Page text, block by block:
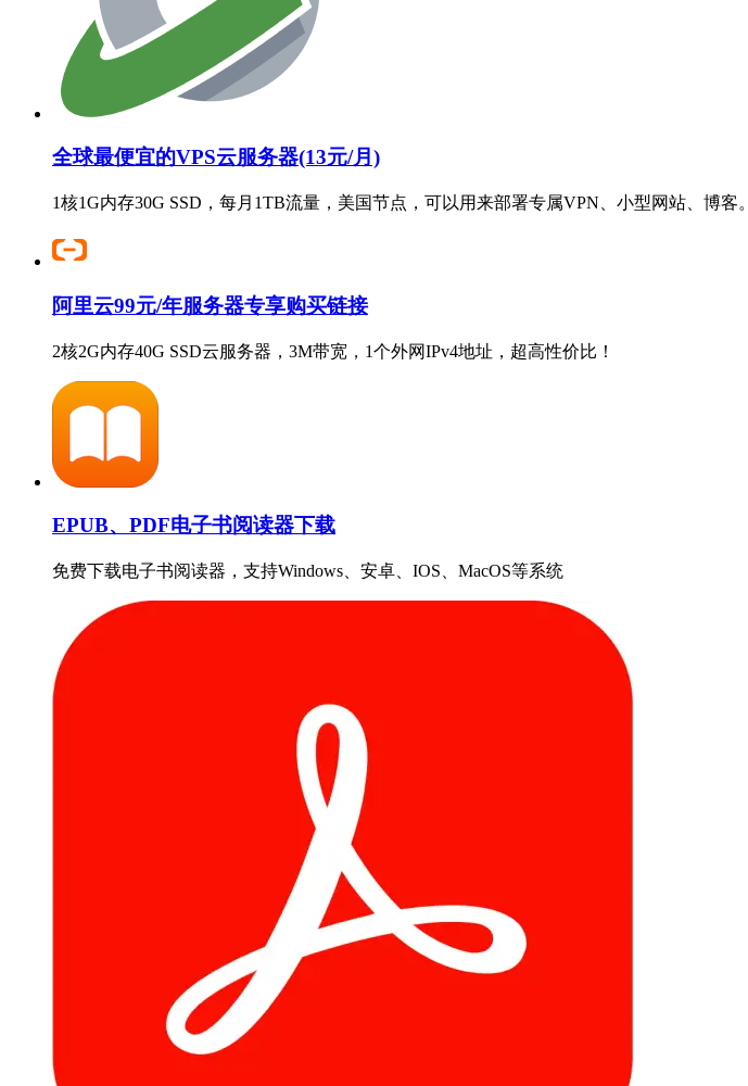
全球最便宜的VPS云服务器(13元/月)
1核1G内存30G SSD，每月1TB流量，美国节点，可以用来部署专属VPN、小型网站、博客。
阿里云99元/年服务器专享购买链接
2核2G内存40G SSD云服务器，3M带宽，1个外网IPv4地址，超高性价比！
EPUB、PDF电子书阅读器下载
免费下载电子书阅读器，支持Windows、安卓、IOS、MacOS等系统